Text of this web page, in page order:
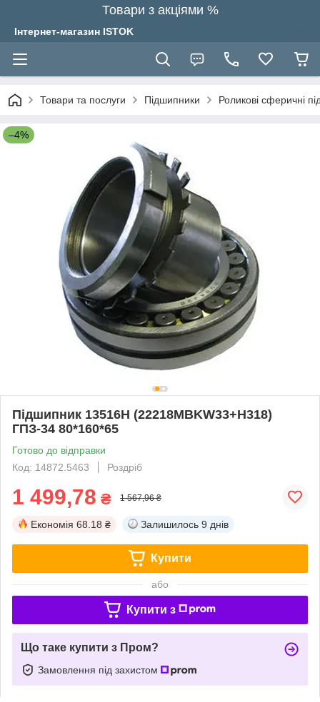
Товари з акціями %
Інтернет-магазин ISTOK
Товари та послуги Підшипники Роликові сферичні
–4%
Підшипник 13516H (22218MBKW33+H318)
ГПЗ-34 80*160*65
Готово до відправки
Код: 14872.5463
Роздріб
1 499,78 ₴ 1 567,96 ₴
Економія 68.18 ₴ Залишилось 9 днів
Купити
або
Купити з
Що таке купити з Пром?
Замовлення під захистом